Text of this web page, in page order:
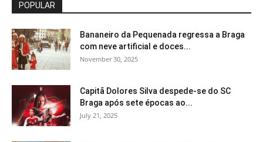
POPULAR
Bananeiro da Pequenada regressa a Braga
com neve artificial e doces...
November 30, 2025
Capitã Dolores Silva despede-se do SC
Braga após sete épocas ao...
July 21, 2025